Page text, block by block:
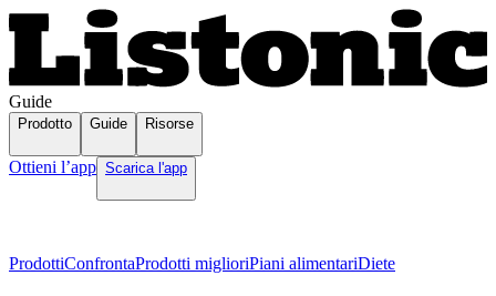
Guide
Prodotto Guide Risorse
Ottieni l’app Scarica l'app
ProdottiConfrontaProdotti miglioriPiani alimentariDiete